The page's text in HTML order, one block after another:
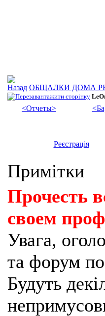
ОБЩАЛКИ ДОМА
<Отчеты>
Реєстрація
Примітки
Прочесть
своем
Увага,
та форум
Будуть